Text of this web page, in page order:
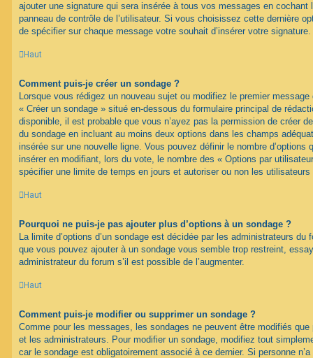
ajouter une signature qui sera insérée à tous vos messages en cochant
panneau de contrôle de l’utilisateur. Si vous choisissez cette dernière
de spécifier sur chaque message votre souhait d’insérer votre signature.
Haut
Comment puis-je créer un sondage ?
Lorsque vous rédigez un nouveau sujet ou modifiez le premier message
« Créer un sondage » situé en-dessous du formulaire principal de
disponible, il est probable que vous n’ayez pas la permission de créer
du sondage en incluant au moins deux options dans les champs
insérée sur une nouvelle ligne. Vous pouvez définir le nombre d’options
insérer en modifiant, lors du vote, le nombre des « Options par
spécifier une limite de temps en jours et autoriser ou non les
Haut
Pourquoi ne puis-je pas ajouter plus d’options à un sondage ?
La limite d’options d’un sondage est décidée par les administrateurs du
que vous pouvez ajouter à un sondage vous semble trop restreint,
administrateur du forum s’il est possible de l’augmenter.
Haut
Comment puis-je modifier ou supprimer un sondage ?
Comme pour les messages, les sondages ne peuvent être modifiés que
et les administrateurs. Pour modifier un sondage, modifiez tout
car le sondage est obligatoirement associé à ce dernier. Si personne